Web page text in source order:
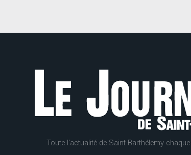
Toute l'actualité de Saint-Barthélemy